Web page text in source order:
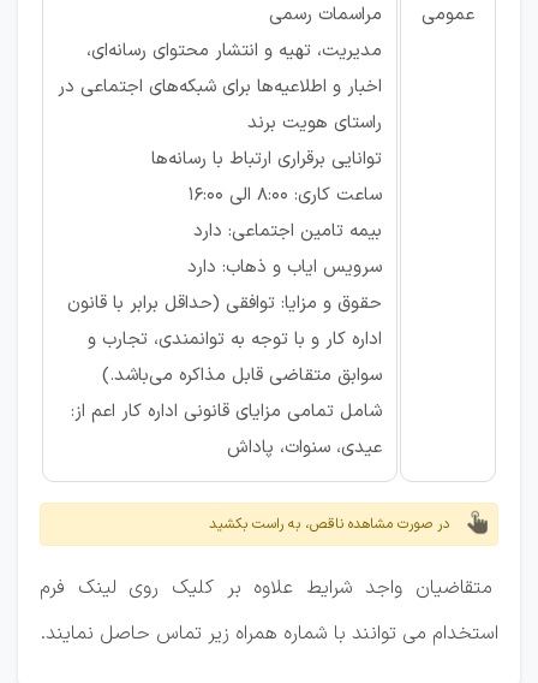
عمومی
مراسمات رسمی
مدیریت، تهیه و انتشار محتوای رسانه‌ای،
اخبار و اطلاعیه‌ها برای شبکه‌های اجتماعی در
راستای هویت برند
توانایی برقراری ارتباط با رسانه‌ها
ساعت کاری: 8:00 الی 16:00
بیمه تامین اجتماعی: دارد
سرویس ایاب و ذهاب: دارد
حقوق و مزایا: توافقی (حداقل برابر با قانون
اداره کار و با توجه به توانمندی، تجارب و
سوابق متقاضی قابل مذاکره می‌باشد.)
شامل تمامی مزایای قانونی اداره کار اعم از:
عیدی، سنوات، پاداش
در صورت مشاهده ناقص، به راست بکشید
متقاضیان واجد شرایط علاوه بر کلیک روی لینک فرم
استخدام می توانند با شماره همراه زیر تماس حاصل نمایند.